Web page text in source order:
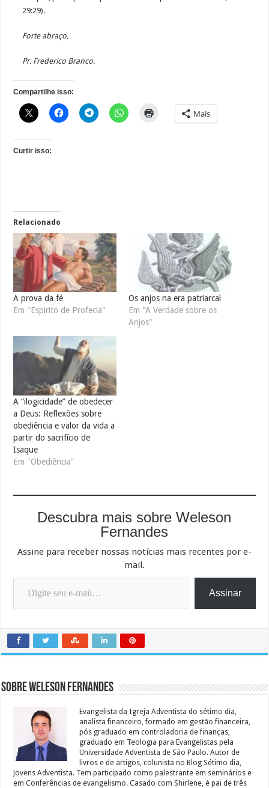
29:29).
Forte abraço,
Pr. Frederico Branco.
Compartilhe isso:
Mais
Curtir isso:
Relacionado
A prova da fé
Em "Espirito de Profecia"
Os anjos na era patriarcal
Em "A Verdade sobre os
Anjos"
A “ilogicidade” de obedecer
a Deus: Reflexões sobre
obediência e valor da vida a
partir do sacrifício de
Isaque
Em "Obediência"
Descubra mais sobre Weleson
Fernandes
Assine para receber nossas notícias mais recentes por e-
mail.
Digite seu e-mail…
Assinar
Sobre Weleson Fernandes
Evangelista da Igreja Adventista do sétimo dia,
analista financeiro, formado em gestão financeira,
pós graduado em controladoria de finanças,
graduado em Teologia para Evangelistas pela
Universidade Adventista de São Paulo. Autor de
livros e de artigos, colunista no Blog Sétimo dia,
Jovens Adventista. Tem participado como palestrante em seminários e
em Conferências de evangelismo. Casado com Shirlene, é pai de três